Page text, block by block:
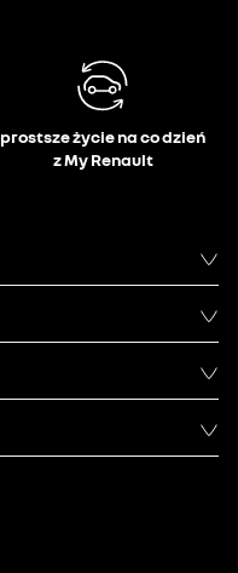
prostsze życie na co dzień
z My Renault